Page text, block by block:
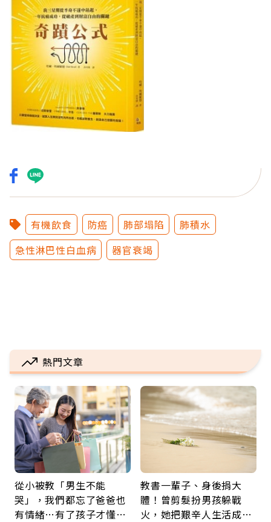
有機飲食 防癌 肺部塌陷
肺積水
急性淋巴性白血病
器官衰竭
熱門文章
從小被教「男生不能
哭」，我們都忘了爸爸也
有情緒…有了孩子才懂：
教書一輩子、身後捐大
體！曾剪髮扮男孩躲戰
火，她把艱辛人生活成風